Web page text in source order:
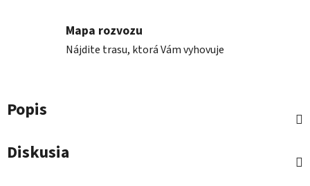
Mapa rozvozu
Nájdite trasu, ktorá Vám vyhovuje
Popis
Diskusia